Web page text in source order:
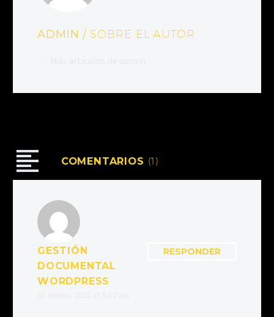
ADMIN/ SOBRE EL AUTOR
COMENTARIOS (1)
GESTIÓN
DOCUMENTAL
WORDPRESS
RESPONDER